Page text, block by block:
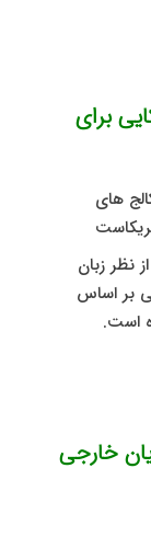
برای
های
نظر زبان
بر اساس
است.
خارجی